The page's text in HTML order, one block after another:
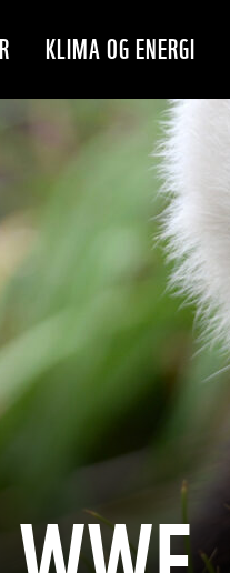
KLIMA OG ENERGI